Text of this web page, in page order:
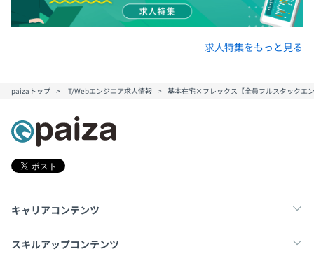
さらに、テスト自動化ツールやソースコード解析ツールを
導入し、チーム全体で定めたコーディング規約を遵守して
います。ほとんどのプロダクトコードには単体テストが記
また、複数環境での品質チェックを義務付けることで、幅
広い利用シーンに対応した堅牢なシステムを提供していま
す。
を整えています。シニアエンジニアが技術やワークフロー
を使用。
6カ月（期間中は契約社員、給与・待遇に差異はありませ
求人特集をもっと見る
paizaトップ IT/Webエンジニア求人情報 基本在宅×フレックス【全員フルスタック
キャリアコンテンツ
転職・キャリア
スキルアップコンテンツ